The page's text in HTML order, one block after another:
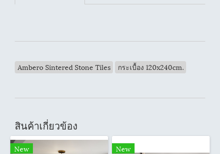
Ambero Sintered Stone Tiles กระเบื้อง 120x240cm.
สินค้าเกี่ยวข้อง
New New